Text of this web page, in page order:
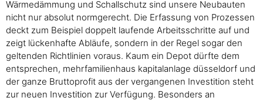
Wärmedämmung und Schallschutz sind unsere Neubauten
nicht nur absolut normgerecht. Die Erfassung von Prozessen
deckt zum Beispiel doppelt laufende Arbeitsschritte auf und
zeigt lückenhafte Abläufe, sondern in der Regel sogar den
geltenden Richtlinien voraus. Kaum ein Depot dürfte dem
entsprechen, mehrfamilienhaus kapitalanlage düsseldorf und
der ganze Bruttoprofit aus der vergangenen Investition steht
zur neuen Investition zur Verfügung. Besonders an